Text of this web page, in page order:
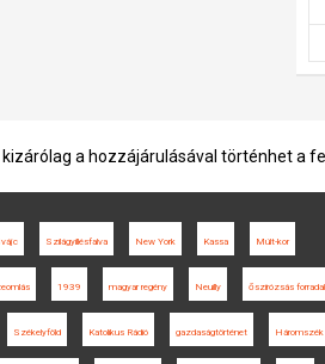
a hozzájárulásával történhet a
Szilágyillésfalva New York Kassa Múlt-kor
1939 magyar regény Neuilly őszirózsás
Székelyföld Katolikus Rádió gazdaságtörténet Háromszék